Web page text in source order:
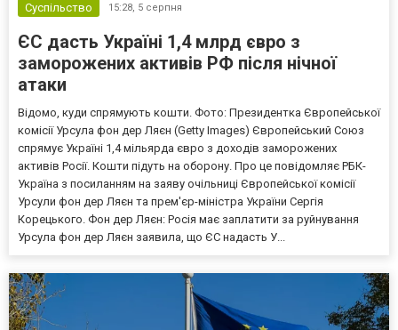
Суспільство 15:28, 5 серпня
ЄС дасть Україні 1,4 млрд євро з
заморожених активів РФ після нічної
атаки
Відомо, куди спрямують кошти. Фото: Президентка Європейської
комісії Урсула фон дер Ляєн (Getty Images) Європейський Союз
спрямує Україні 1,4 мільярда євро з доходів заморожених
активів Росії. Кошти підуть на оборону. Про це повідомляє РБК-
Україна з посиланням на заяву очільниці Європейської комісії
Урсули фон дер Ляєн та прем'єр-міністра України Сергія
Корецького. Фон дер Ляєн: Росія має заплатити за руйнування
Урсула фон дер Ляєн заявила, що ЄС надасть У...